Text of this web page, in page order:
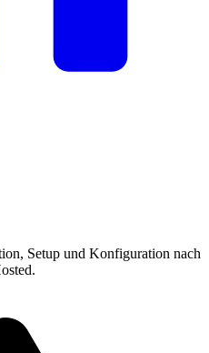
Setup und Konfiguration nach